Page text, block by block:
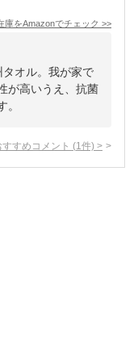
庫をAmazonでチェック >>
オル。我が家で
が高いうえ、抗菌
すめコメント (1 件) >